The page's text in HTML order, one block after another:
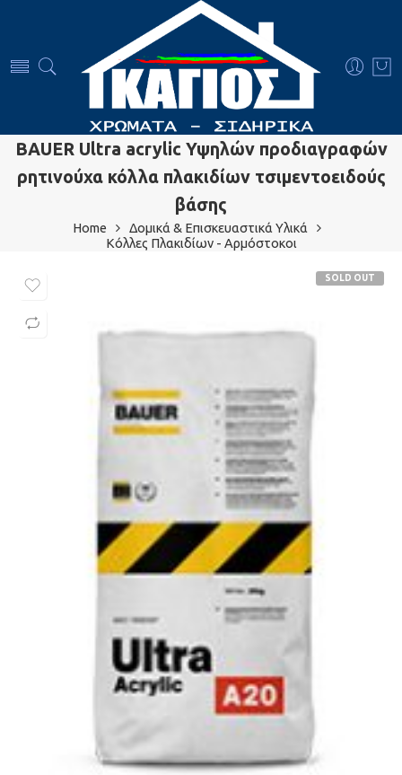
BAUER Ultra acrylic Υψηλών προδιαγραφών
ρητινούχα κόλλα πλακιδίων τσιμεντοειδούς
βάσης
Home
Δομικά & Επισκευαστικά Υλικά
Κόλλες Πλακιδίων - Αρμόστοκοι
SOLD OUT